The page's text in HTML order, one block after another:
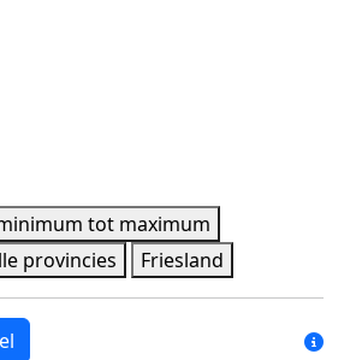
tot maximum
provincies
Friesland